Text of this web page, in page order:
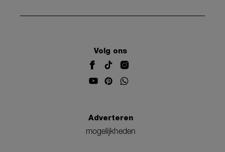
Volg ons
Adverteren
mogelijkheden